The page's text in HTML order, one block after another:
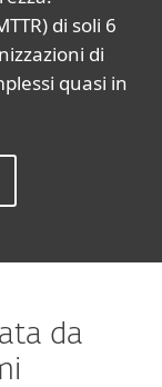
di soli 6
di
quasi in
da